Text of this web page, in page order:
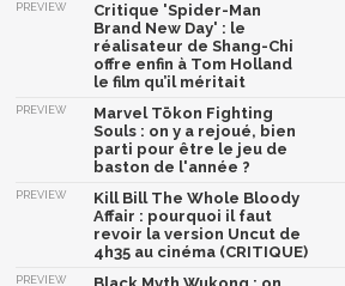
PREVIEW
Critique 'Spider-Man
Brand New Day' : le
réalisateur de Shang-Chi
offre enfin à Tom Holland
le film qu’il méritait
PREVIEW
Marvel Tōkon Fighting
Souls : on y a rejoué, bien
parti pour être le jeu de
baston de l'année ?
PREVIEW
Kill Bill The Whole Bloody
Affair : pourquoi il faut
revoir la version Uncut de
4h35 au cinéma (CRITIQUE)
PREVIEW